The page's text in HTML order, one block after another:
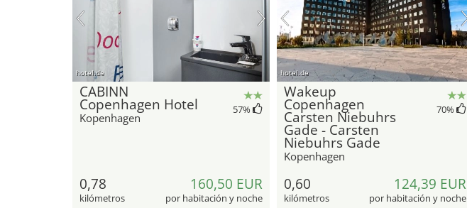
hotel.de
CABINN
Copenhagen Hotel
Kopenhagen
57%
0,78
kilómetros
160,50 EUR
por habitación y noche
hotel.de
Wakeup
Copenhagen
Carsten Niebuhrs
Gade - Carsten
Niebuhrs Gade
Kopenhagen
70%
0,60
kilómetros
124,39 EUR
por habitación y noche